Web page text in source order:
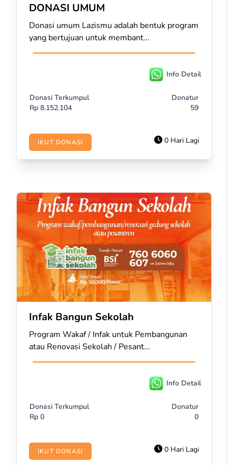
DONASI UMUM
Donasi umum Lazismu adalah bentuk program
yang bertujuan untuk membant...
Info Detail
Donasi Terkumpul
Rp 8.152.104
Donatur
59
IKUT DONASI 0 Hari Lagi
Infak Bangun Sekolah
Program Wakaf / Infak untuk Pembangunan
atau Renovasi Sekolah / Pesant...
Info Detail
Donasi Terkumpul
Rp 0
Donatur
0
IKUT DONASI 0 Hari Lagi